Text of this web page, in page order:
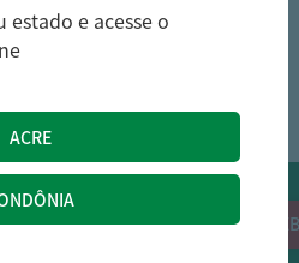
de ofertas no
estado e acesse o